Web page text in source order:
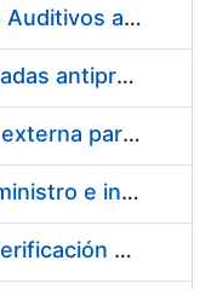
Suministro de Protectores Auditivos a medida para las personas trabajadoras de los Centros de Trabajo de Madrid y Burgos
Suministro de gafas graduadas antiproyecciones para los trabajadores de la FNMT-RCM en los centros de trabajo de Madrid y Burgos
Servicios de una empresa externa para el asesoramiento y resolución de los recursos de alzada que se presentan relacionados con procesos de selección para la FNMT-RCM
Acuerdo marco para el suministro e instalación de persianas, estores y otros complementos
Servicio de Calibración y Verificación Externa de los Equipos de Medición del Servicio de Prevención de la FNMT-RCM